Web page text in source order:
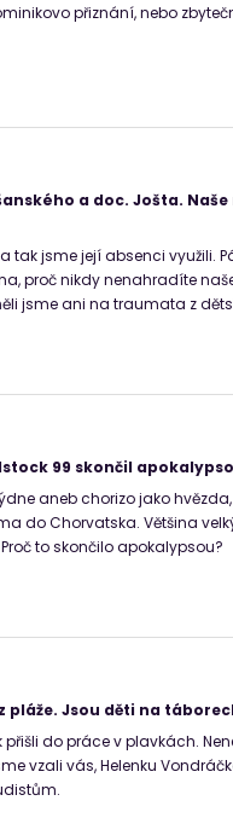
přiznání, nebo
a doc. Jošta.
jsme její absenci využili.
proč nikdy nenahradíte
jsme ani na traumata z
99 skončil
aneb chorizo jako
do Chorvatska. Většina
to skončilo apokalypsou?
pláže. Jsou děti na
do práce v plavkách.
vzali vás, Helenku